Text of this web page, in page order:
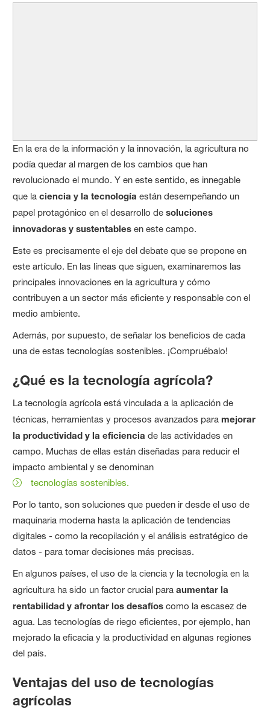
En la era de la información y la innovación, la agricultura no
podía quedar al margen de los cambios que han
revolucionado el mundo. Y en este sentido, es innegable
que laciencia y la tecnología están desempeñando un
papel protagónico en el desarrollo desoluciones
innovadoras y sustentables en este campo.
Este es precisamente el eje del debate que se propone en
este artículo. En las líneas que siguen, examinaremos las
principales innovaciones en la agricultura y cómo
contribuyen a un sector más eficiente y responsable con el
medio ambiente.
Además, por supuesto, de señalar los beneficios de cada
una de estas tecnologías sostenibles. ¡Compruébalo!
¿Qué es la tecnología agrícola?
La tecnología agrícola está vinculada a la aplicación de
técnicas, herramientas y procesos avanzados paramejorar
la productividad y la eficiencia de las actividades en
campo. Muchas de ellas están diseñadas para reducir el
impacto ambiental y se denominan
tecnologías sostenibles.
Por lo tanto, son soluciones que pueden ir desde el uso de
maquinaria moderna hasta la aplicación de tendencias
digitales - como la recopilación y el análisis estratégico de
datos - para tomar decisiones más precisas.
En algunos países, el uso de la ciencia y la tecnología en la
agricultura ha sido un factor crucial paraaumentar la
rentabilidad y afrontar los desafíos como la escasez de
agua. Las tecnologías de riego eficientes, por ejemplo, han
mejorado la eficacia y la productividad en algunas regiones
del país.
Ventajas del uso de tecnologías
agrícolas